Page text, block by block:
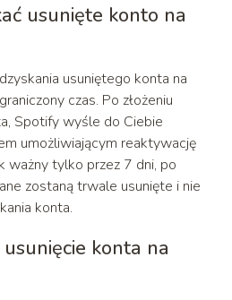
usunięte konto na
usuniętego konta na
czas. Po złożeniu
Spotify wyśle do Ciebie
umożliwiającym reaktywację
ważny tylko przez 7 dni, po
zostaną trwale usunięte i nie
konta.
konta na